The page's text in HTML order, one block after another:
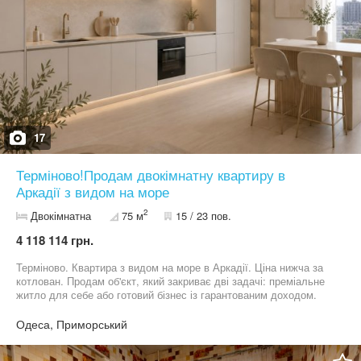
17
Терміново!Продам двокімнатну квартиру в
Аркадії з видом на море
Двокімнатна 75 м2 15 / 23 пов.
4 118 114 грн.
Терміново. Квартира з видом на море в Аркадії. Ціна нижча за
котлован. Продам об'єкт, який закриває дві задачі: преміальне
житло для себе або готовий бізнес із гарантованим доходом.
ліквідна 365 днів на рік. Влітку — подобово, взимку — дорога
довгострокова оренда. Адреса: м. Одеса, Гагарінське плато, 5/2.
Статусний комплекс в унікальній точці Аркадії. Море видно з
Одеса, Приморський